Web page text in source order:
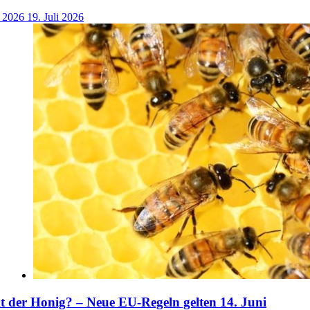
19. Juli 2026
der Honig? – Neue EU-Regeln gelten 14. Juni